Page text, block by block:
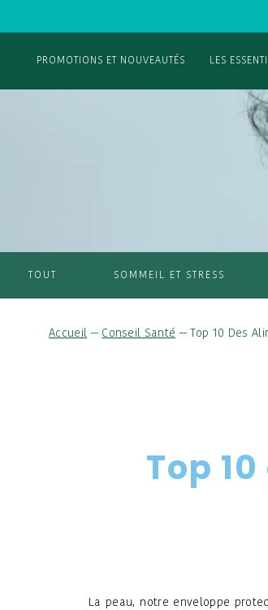
PROMOTIONS ET NOUVEAUTÉS LES
TOUT SOMMEIL ET STRESS
Accueil — Conseil Santé — Top 10 Des
Top
La peau, notre enveloppe